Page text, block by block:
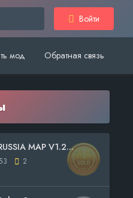
Войти
мод Обратная связь
MAP V1.2...
2